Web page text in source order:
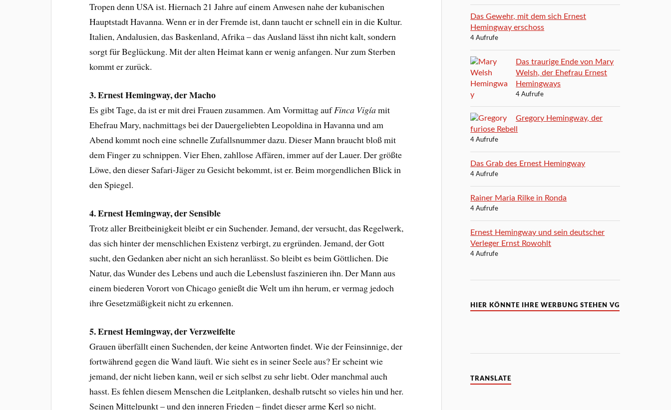
Tropen denn USA ist. Hiernach 21 Jahre auf einem Anwesen nahe der kubanischen
Hauptstadt Havanna. Wenn er in der Fremde ist, dann taucht er schnell ein in die Kultur.
Italien, Andalusien, das Baskenland, Afrika – das Ausland lässt ihn nicht kalt, sondern
sorgt für Beglückung. Mit der alten Heimat kann er wenig anfangen. Nur zum Sterben
kommt er zurück.
3. Ernest Hemingway, der Macho
Es gibt Tage, da ist er mit drei Frauen zusammen. Am Vormittag aufFinca Vigíamit
Ehefrau Mary, nachmittags bei der Dauergeliebten Leopoldina in Havanna und am
Abend kommt noch eine schnelle Zufallsnummer dazu. Dieser Mann braucht bloß mit
dem Finger zu schnippen. Vier Ehen, zahllose Affären, immer auf der Lauer. Der größte
Löwe, den dieser Safari-Jäger zu Gesicht bekommt, ist er. Beim morgendlichen Blick in
den Spiegel.
4. Ernest Hemingway, der Sensible
Trotz aller Breitbeinigkeit bleibt er ein Suchender. Jemand, der versucht, das Regelwerk,
das sich hinter der menschlichen Existenz verbirgt, zu ergründen. Jemand, der Gott
sucht, den Gedanken aber nicht an sich heranlässt. So bleibt es beim Göttlichen. Die
Natur, das Wunder des Lebens und auch die Lebenslust faszinieren ihn. Der Mann aus
einem biederen Vorort von Chicago genießt die Welt um ihn herum, er vermag jedoch
ihre Gesetzmäßigkeit nicht zu erkennen.
5. Ernest Hemingway, der Verzweifelte
Grauen überfällt einen Suchenden, der keine Antworten findet. Wie der Feinsinnige, der
fortwährend gegen die Wand läuft. Wie sieht es in seiner Seele aus? Er scheint wie
jemand, der nicht lieben kann, weil er sich selbst zu sehr liebt. Oder manchmal auch
hasst. Es fehlen diesem Menschen die Leitplanken, deshalb rutscht so vieles hin und her.
Seinen Mittelpunkt – und den inneren Frieden – findet dieser arme Kerl so nicht.
Das Gewehr, mit dem sich Ernest
Hemingway erschoss
4 Aufrufe
Das traurige Ende von Mary
Welsh, der Ehefrau Ernest
Hemingways
4 Aufrufe
Gregory Hemingway, der
furiose Rebell
4 Aufrufe
Das Grab des Ernest Hemingway
4 Aufrufe
Rainer Maria Rilke in Ronda
4 Aufrufe
Ernest Hemingway und sein deutscher
Verleger Ernst Rowohlt
4 Aufrufe
HIER KÖNNTE IHRE WERBUNG STEHEN VG
TRANSLATE